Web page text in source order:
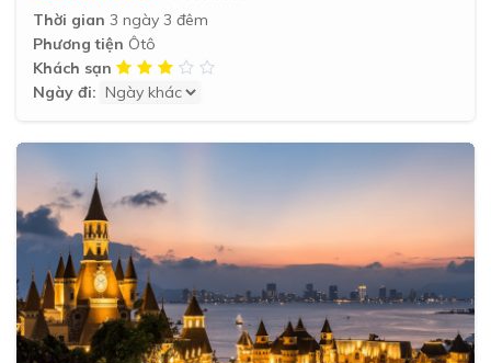
Thời gian 3 ngày 3 đêm
Phương tiện Ôtô
Khách sạn
Ngày đi: